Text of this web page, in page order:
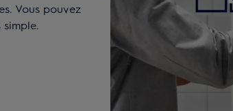
Vous pouvez